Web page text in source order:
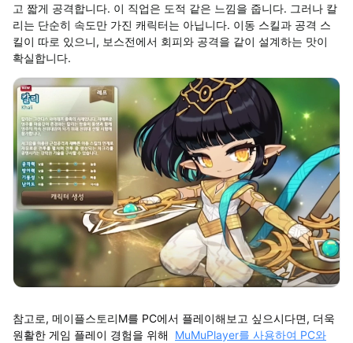
고 짧게 공격합니다. 이 직업은 도적 같은 느낌을 줍니다. 그러나 칼
리는 단순히 속도만 가진 캐릭터는 아닙니다. 이동 스킬과 공격 스
킬이 따로 있으니, 보스전에서 회피와 공격을 같이 설계하는 맛이
확실합니다.
참고로, 메이플스토리M를 PC에서 플레이해보고 싶으시다면, 더욱
원활한 게임 플레이 경험을 위해
MuMuPlayer를 사용하여 PC와